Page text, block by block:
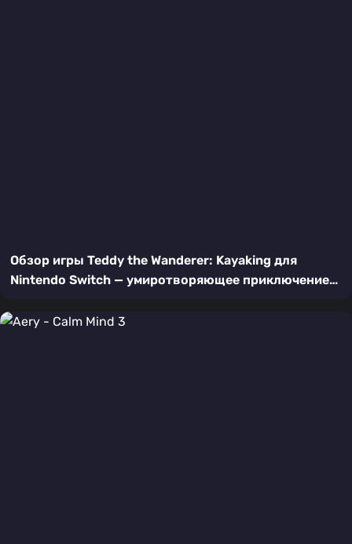
Обзор игры Teddy the Wanderer: Kayaking для
Nintendo Switch — умиротворяющее приключение